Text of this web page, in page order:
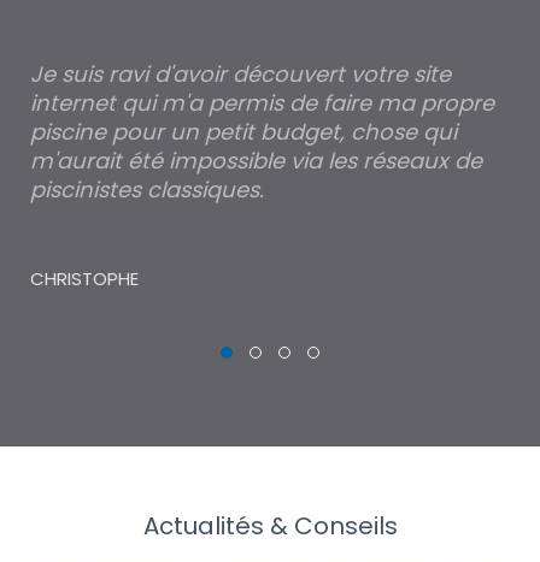
Je suis ravi d'avoir découvert votre site
internet qui m'a permis de faire ma propre
piscine pour un petit budget, chose qui
m'aurait été impossible via les réseaux de
piscinistes classiques.
CHRISTOPHE
Actualités & Conseils